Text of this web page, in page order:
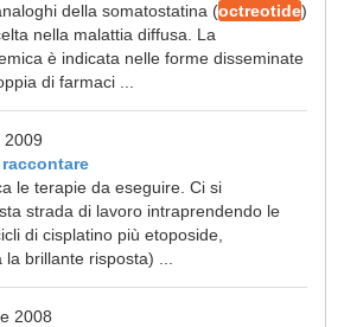
della somatostatina (octreotide)
nella malattia diffusa. La
è indicata nelle forme disseminate
di farmaci ...
2009
le terapie da eseguire. Ci si
strada di lavoro intraprendendo le
di cisplatino più etoposide,
la brillante risposta) ...
2008